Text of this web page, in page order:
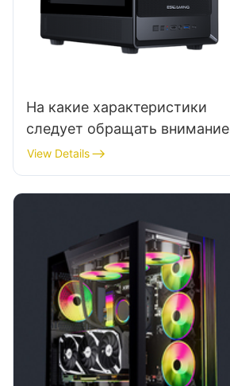
На какие характеристики
следует обращать внимание
при выборе бюджетного
корпуса для игрового ПК?
View Details